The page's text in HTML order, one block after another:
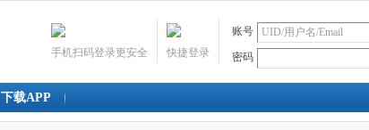
账号
密码
快捷登录
手机扫码登录更安全
下载APP